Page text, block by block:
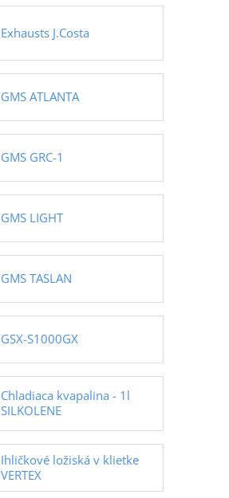
Exhausts J.Costa
GMS ATLANTA
GMS GRC-1
GMS LIGHT
GMS TASLAN
GSX-S1000GX
Chladiaca kvapalina - 1l
SILKOLENE
Ihličkové ložiská v klietke
VERTEX